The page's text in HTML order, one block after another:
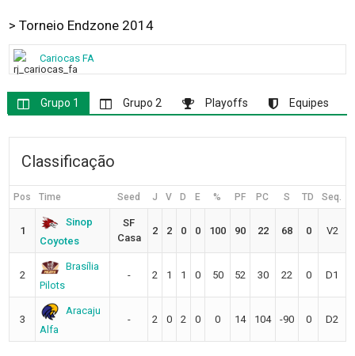
> Torneio Endzone 2014
Cariocas FA
Grupo 1 Grupo 2 Playoffs Equipes
Classificação
Pos Time Seed J V D E % PF PC S TD Seq.
1
Sinop
Coyotes
SF
Casa
2 2 0 0 100 90 22 68 0 V2
2
Brasília
Pilots
- 2 1 1 0 50 52 30 22 0 D1
3
Aracaju
Alfa
- 2 0 2 0 0 14 104 -90 0 D2